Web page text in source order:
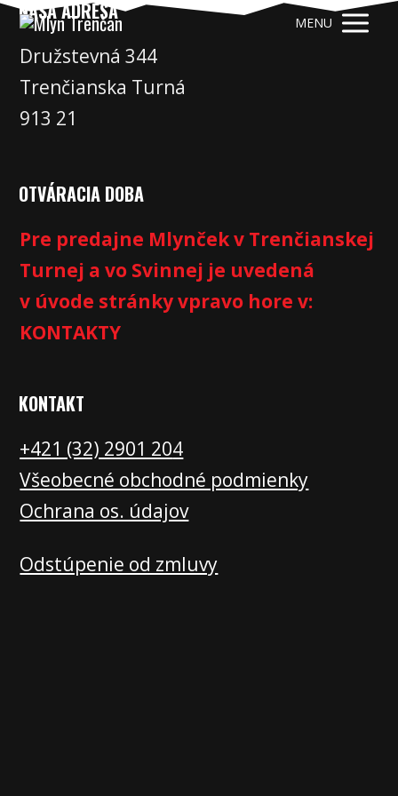
MENU
NAŠA ADRESA
Družstevná 344
Trenčianska Turná
913 21
OTVÁRACIA DOBA
Pre predajne Mlynček v Trenčianskej
Turnej a vo Svinnej je uvedená
v úvode stránky vpravo hore v:
KONTAKTY
KONTAKT
+421 (32) 2901 204
Všeobecné obchodné podmienky
Ochrana os. údajov
Odstúpenie od zmluvy